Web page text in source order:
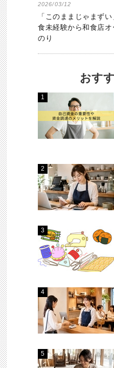
2026/03/12
「このままじゃまず
食未経験から和食店
のり
おす